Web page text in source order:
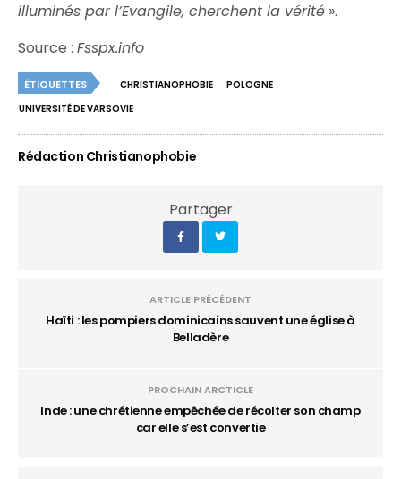
illuminés par l’Evangile, cherchent la vérité ».
Source :Fsspx.info
ÉTIQUETTES CHRISTIANOPHOBIE
POLOGNE
UNIVERSITÉ DE VARSOVIE
Rédaction Christianophobie
Partager
ARTICLE PRÉCÉDENT
Haïti : les pompiers dominicains sauvent une église à
Belladère
PROCHAIN ARCTICLE
Inde : une chrétienne empêchée de récolter son champ
car elle s’est convertie